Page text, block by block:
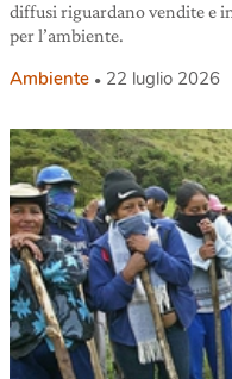
diffusi riguardano vendite e
per l’ambiente.
Ambiente 22 luglio 2026